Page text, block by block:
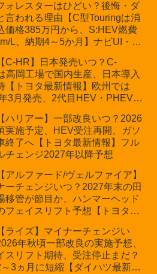
ォレスターはひどい？後悔・ダ
言われる理由【C型Touringは消
価格385万円から、S:HEV燃費
L、納期4～5か月】ナビUI・冬
ブザイヤーとJNCAP大賞受賞後
注意点
C-HR】日本発売いつ？C-
高岡工場で国内生産、日本導入
【トヨタ最新情報】欧州では
3月発売、2代目HEV・PHEVは
ハリアー】一部改良いつ？2026
実施予定、HEV受注再開、ガソ
終了へ【トヨタ最新情報】フル
チェンジ2027年以降予想
アルファード/ヴェルファイア】
ーチェンジいつ？2027年末の田
移管が節目か、ハンマーヘッド
フェイスリフト予想【トヨタ最
価格559万9000円から
ライズ】マイナーチェンジい
年秋頃一部改良の実施予想、
スリフト期待、受注停止まだ？
3ヵ月に短縮【ダイハツ最新情